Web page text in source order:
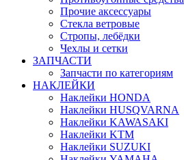
Прочие аксессуары
Стекла ветровые
Стропы, лебёдки
Чехлы и сетки
ЗАПЧАСТИ
Запчасти по категориям
НАКЛЕЙКИ
Наклейки HONDA
Наклейки HUSQVARNA
Наклейки KAWASAKI
Наклейки KTM
Наклейки SUZUKI